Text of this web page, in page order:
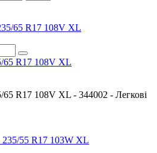
65 R17 108V XL
65 R17 108V XL - 344002 - Легкові